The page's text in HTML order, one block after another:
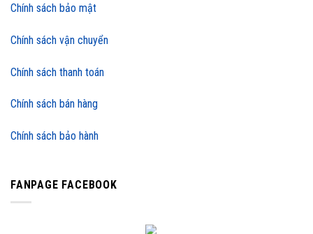
Chính sách bảo mật
Chính sách vận chuyển
Chính sách thanh toán
Chính sách bán hàng
Chính sách bảo hành
FANPAGE FACEBOOK